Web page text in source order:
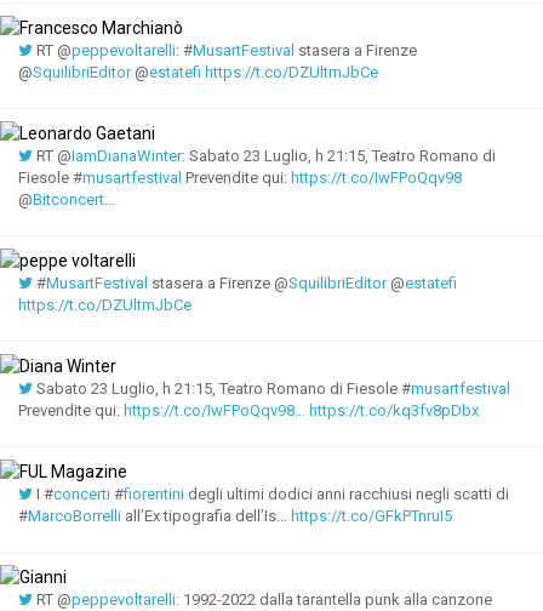
RT @peppevoltarelli: #MusartFestival stasera a Firenze
@SquilibriEditor@estatefi https://t.co/DZUltmJbCe
RT @IamDianaWinter: Sabato 23 Luglio, h 21:15, Teatro Romano di
Fiesole #musartfestival Prevendite qui: https://t.co/IwFPoQqv98
@Bitconcert…
#MusartFestival stasera a Firenze @SquilibriEditor@estatefi
https://t.co/DZUltmJbCe
Sabato 23 Luglio, h 21:15, Teatro Romano di Fiesole #musartfestival
Prevendite qui: https://t.co/IwFPoQqv98… https://t.co/kq3fv8pDbx
I #concerti #fiorentini degli ultimi dodici anni racchiusi negli scatti di
#MarcoBorrelli all’Ex tipografia dell’Is… https://t.co/GFkPTnruI5
RT @peppevoltarelli: 1992-2022 dalla tarantella punk alla canzone